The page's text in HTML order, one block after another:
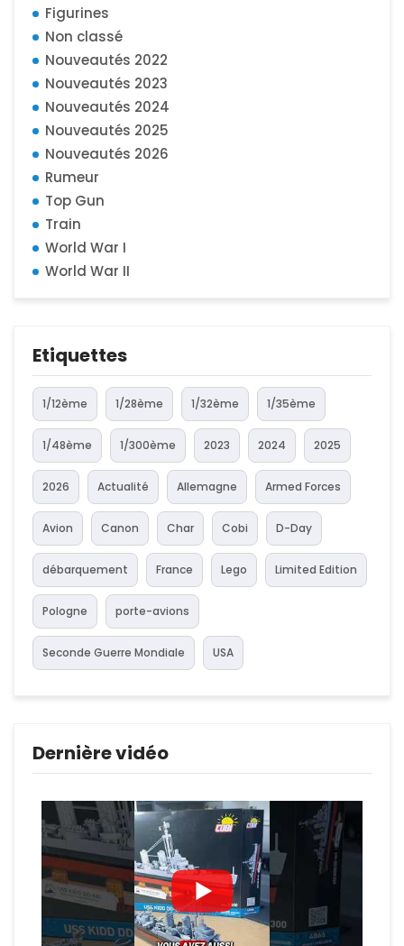
Figurines
Non classé
Nouveautés 2022
Nouveautés 2023
Nouveautés 2024
Nouveautés 2025
Nouveautés 2026
Rumeur
Top Gun
Train
World War I
World War II
Etiquettes
1/12ème 1/28ème 1/32ème 1/35ème
1/48ème 1/300ème 2023 2024 2025
2026 Actualité Allemagne Armed Forces
Avion Canon Char Cobi D-Day
débarquement France Lego Limited Edition
Pologne porte-avions
Seconde Guerre Mondiale USA
Dernière vidéo